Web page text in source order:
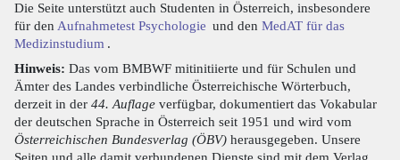
Die Seite unterstützt auch Studenten in Österreich, insbesondere
für den Aufnahmetest Psychologie und den MedAT für das
Medizinstudium .
Hinweis: Das vom BMBWF mitinitiierte und für Schulen und
Ämter des Landes verbindliche Österreichische Wörterbuch,
derzeit in der 44. Auflage verfügbar, dokumentiert das Vokabular
der deutschen Sprache in Österreich seit 1951 und wird vom
Österreichischen Bundesverlag (ÖBV) herausgegeben. Unsere
Seiten und alle damit verbundenen Dienste sind mit dem Verlag